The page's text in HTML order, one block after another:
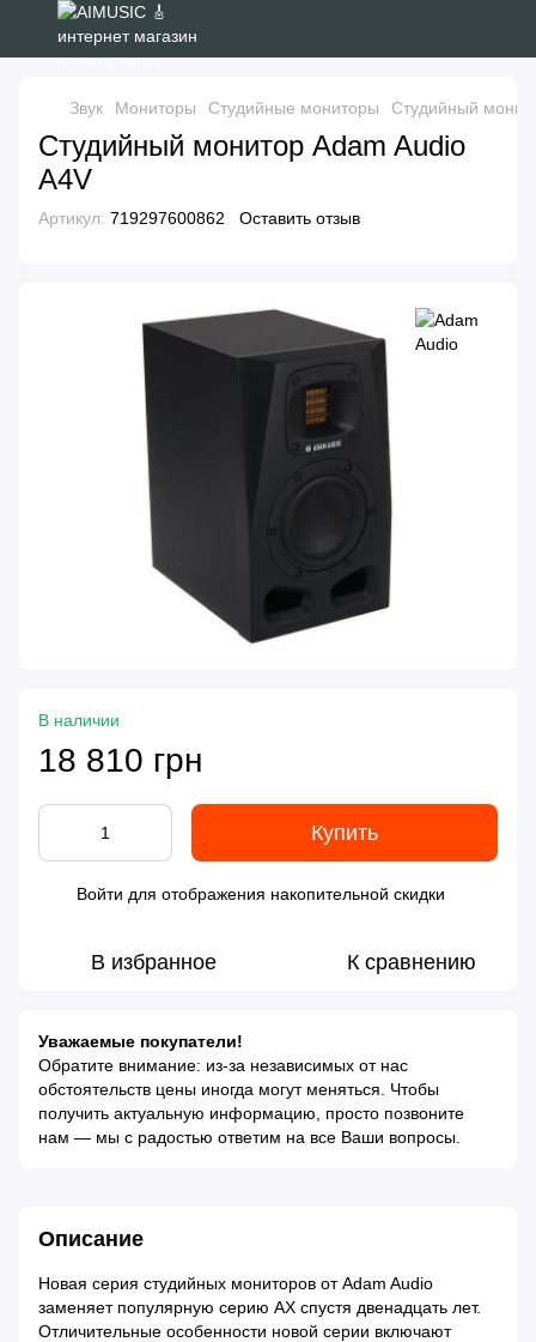
Звук Мониторы Студийные мониторы Студийный
Студийный монитор Adam Audio
A4V
Артикул: 719297600862 Оставить отзыв
В наличии
18 810 грн
Купить
Войти для отображения накопительной скидки
В избранное К сравнению
Уважаемые покупатели!
Обратите внимание: из-за независимых от нас
обстоятельств цены иногда могут меняться. Чтобы
получить актуальную информацию, просто позвоните
нам — мы с радостью ответим на все Ваши вопросы.
Описание
Новая серия студийных мониторов от Adam Audio
заменяет популярную серию AX спустя двенадцать лет.
Отличительные особенности новой серии включают